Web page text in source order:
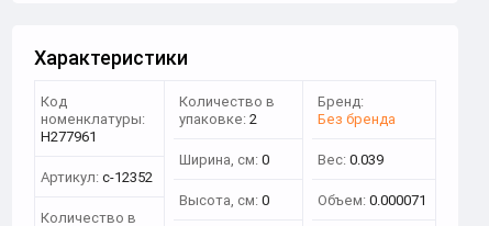
Характеристики
Код
номенклатуры:
Н277961
Артикул: c-12352
Количество в
Количество в
упаковке: 2
Ширина, см: 0
Высота, см: 0
Бренд:
Без бренда
Вес: 0.039
Объем: 0.000071